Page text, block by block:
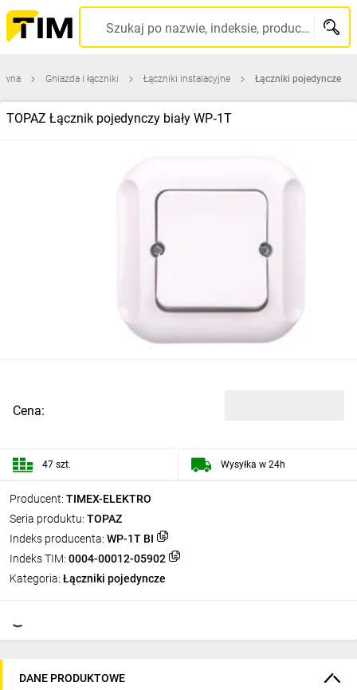
Szukaj po nazwie, indeksie, producencie, kodzie kreskowym...
Gniazda i łączniki Łączniki instalacyjne Łączniki pojedyncze
TOPAZ Łącznik pojedynczy biały WP‑1T
Producent: TIMEX-ELEKTRO
Seria produktu: TOPAZ
Indeks producenta: WP-1T BI
Indeks TIM: 0004-00012-05902
Kategoria: Łączniki pojedyncze
Cena:
47 szt. Wysyłka w 24h
DANE PRODUKTOWE